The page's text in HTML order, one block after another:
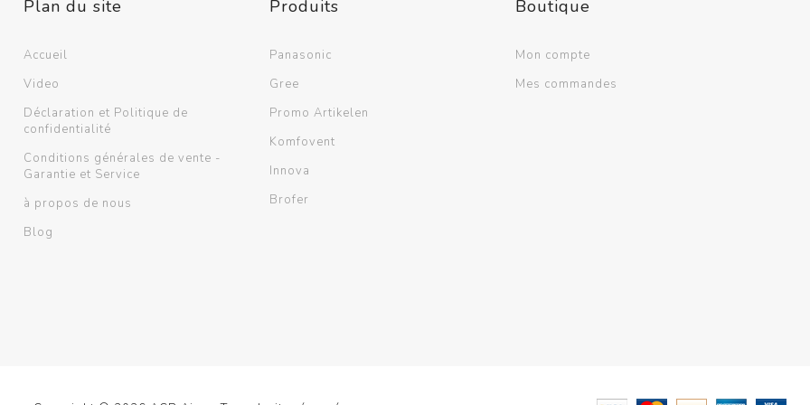
RHP
Voir plus
Professionnel
d'installation Archives
Plan du site
Accueil
Video
Déclaration et Politique de
confidentialité
Conditions générales de vente -
Garantie et Service
à propos de nous
Blog
Produits
Panasonic
Gree
Promo Artikelen
Komfovent
Innova
Brofer
Boutique
Mon compte
Mes commandes